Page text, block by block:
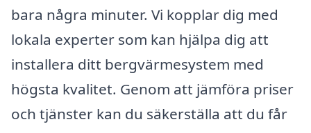
bara några minuter. Vi kopplar dig med
lokala experter som kan hjälpa dig att
installera ditt bergvärmesystem med
högsta kvalitet. Genom att jämföra priser
och tjänster kan du säkerställa att du får